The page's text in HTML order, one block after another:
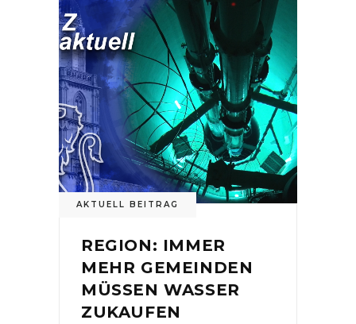
AKTUELL BEITRAG
REGION: IMMER
MEHR GEMEINDEN
MÜSSEN WASSER
ZUKAUFEN